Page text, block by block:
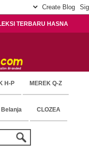
TERBARU HASNA
H-P MEREK Q-Z
Belanja CLOZEA